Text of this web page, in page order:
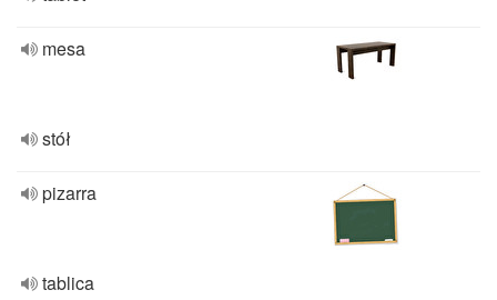
mesa
stół
pizarra
tablica